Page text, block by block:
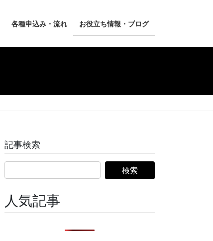
各種申込み・流れ お役立ち情報・ブログ
記事検索
人気記事